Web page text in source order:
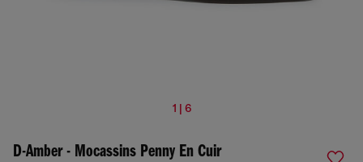
1 | 6
D-Amber - Mocassins Penny En Cuir